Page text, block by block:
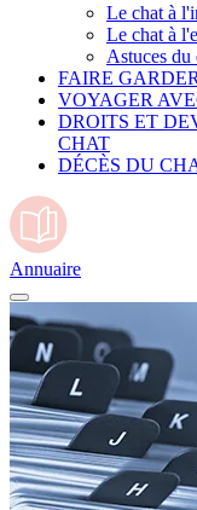
Le chat à
Le chat à
Astuces du
FAIRE
VOYAGER
DROITS ET
CHAT
DÉCÈS DU
Annuaire